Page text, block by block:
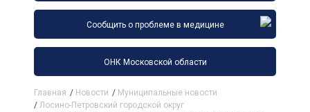
Сообщить о проблеме в медицине
ОНК Московской области
Главная / Новости / Муниципальные новости
/ Лосино-Петровский городской округ